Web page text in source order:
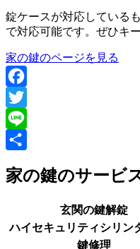
錠ケースが対応している
で対応可能です。ぜひキ
家の鍵のページを見る
Facebook
Twitter
Line
有
家の鍵のサービ
玄関の鍵解錠
ハイセキュリティシリン
鍵修理